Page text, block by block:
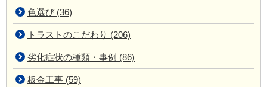
色選び (36)
トラストのこだわり (206)
劣化症状の種類・事例 (86)
板金工事 (59)